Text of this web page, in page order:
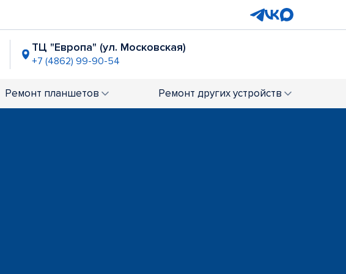
ТЦ "Европа" (ул. Московская)
+7 (4862) 99-90-54
Ремонт планшетов Ремонт других устройств